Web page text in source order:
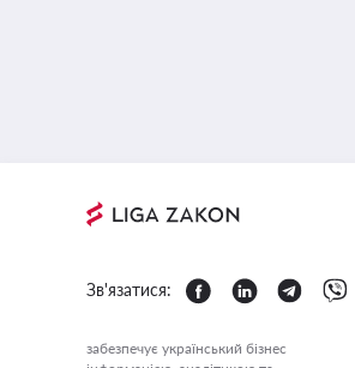
Зв'язатися:
забезпечує український бізнес